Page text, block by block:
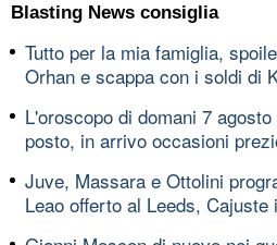
Blasting News consiglia
Tutto per la mia famiglia,
Orhan e scappa con i soldi di
L'oroscopo di domani 7
posto, in arrivo occasioni
Juve, Massara e Ottolini
Leao offerto al Leeds, Cajuste